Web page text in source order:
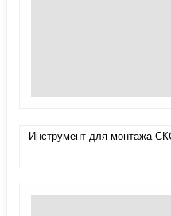
Инструмент для монтажа